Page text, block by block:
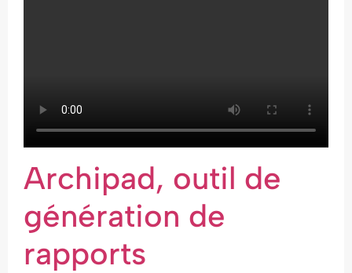
Archipad, outil de
génération de
rapports